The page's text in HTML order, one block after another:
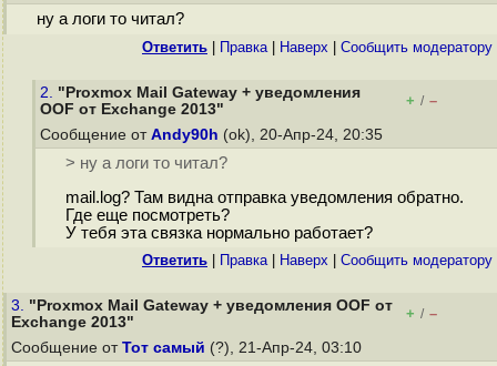
ну а логи то читал?
Ответить Правка| Наверх Cообщить модератору
2. "Proxmox Mail Gateway + уведомления
OOF от Exchange 2013"
+ / –
Сообщение от Andy90h (ok), 20-Апр-24, 20:35
> ну а логи то читал?
mail.log? Там видна отправка уведомления обратно.
Где еще посмотреть?
У тебя эта связка нормально работает?
Ответить Правка| Наверх Cообщить модератору
3. "Proxmox Mail Gateway + уведомления OOF от
Exchange 2013"
+ / –
Сообщение от Тот самый (?), 21-Апр-24, 03:10